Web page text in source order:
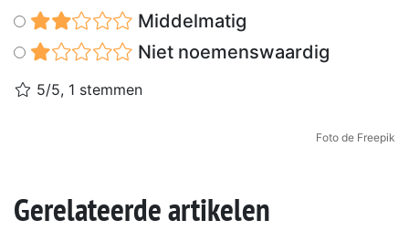
Middelmatig
Niet noemenswaardig
5/5, 1 stemmen
Foto de Freepik
Gerelateerde artikelen